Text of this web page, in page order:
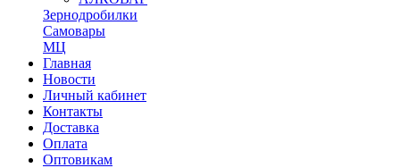
Зернодробилки
Самовары
МЦ
Главная
Новости
Личный кабинет
Контакты
Доставка
Оплата
Оптовикам